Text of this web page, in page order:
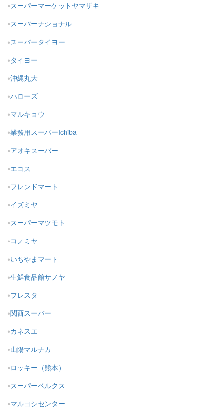
スーパーマーケットヤマザキ
スーパーナショナル
スーパータイヨー
タイヨー
沖縄丸大
ハローズ
マルキョウ
業務用スーパーIchiba
アオキスーパー
エコス
フレンドマート
イズミヤ
スーパーマツモト
コノミヤ
いちやまマート
生鮮食品館サノヤ
フレスタ
関西スーパー
カネスエ
山陽マルナカ
ロッキー（熊本）
スーパーベルクス
マルヨシセンター